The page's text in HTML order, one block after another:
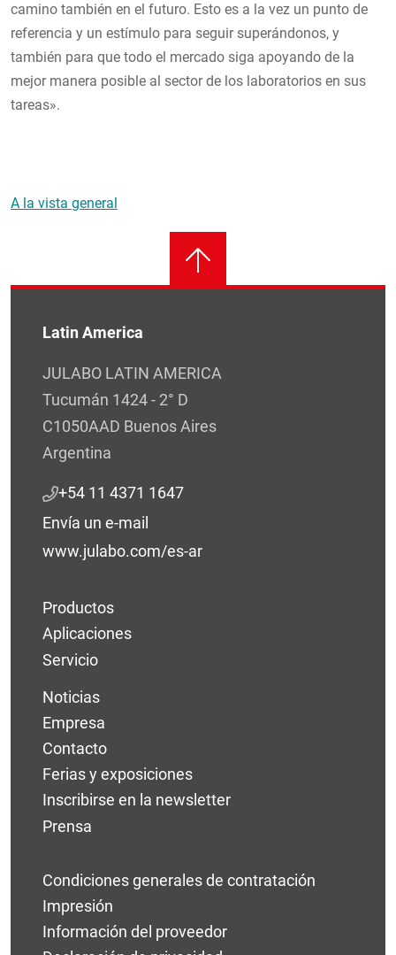
camino también en el futuro. Esto es a la vez un punto de
referencia y un estímulo para seguir superándonos, y
también para que todo el mercado siga apoyando de la
mejor manera posible al sector de los laboratorios en sus
tareas».
A la vista general
Latin America
JULABO LATIN AMERICA
Tucumán 1424 - 2° D
C1050AAD Buenos Aires
Argentina
+54 11 4371 1647
Envía un e-mail
www.julabo.com/es-ar
Productos
Aplicaciones
Servicio
Noticias
Empresa
Contacto
Ferias y exposiciones
Inscribirse en la newsletter
Prensa
Condiciones generales de contratación
Impresión
Información del proveedor